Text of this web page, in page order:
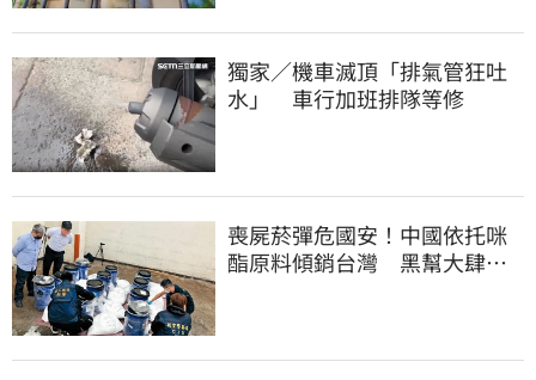
獨家／機車滅頂「排氣管狂吐
水」 車行加班排隊等修
喪屍菸彈危國安！中國依托咪
酯原料傾銷台灣 黑幫大肆走